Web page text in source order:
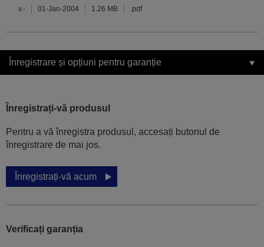
v.- 01-Jan-2004 1.26 MB .pdf
Înregistrare și opțiuni pentru garanție
Înregistrați-vă produsul
Pentru a vă înregistra produsul, accesați butonul de
înregistrare de mai jos.
Înregistrați-vă acum
Verificați garanția